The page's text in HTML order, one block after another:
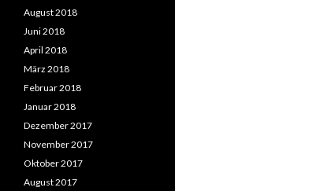
August 2018
Juni 2018
April 2018
März 2018
Februar 2018
Januar 2018
Dezember 2017
November 2017
Oktober 2017
August 2017